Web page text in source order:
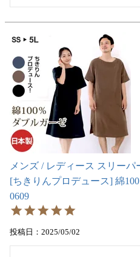
メンズ / レディース スリー
[ちきりんプロデュース] 綿
0609
投稿日 2025/05/02